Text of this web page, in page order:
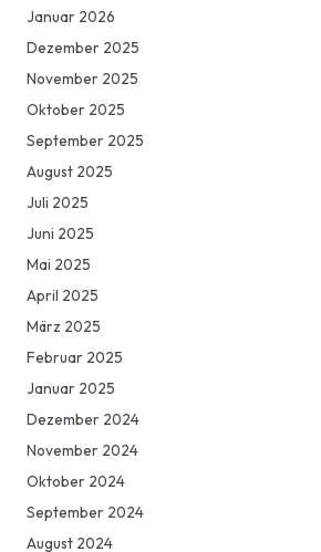
Januar 2026
Dezember 2025
November 2025
Oktober 2025
September 2025
August 2025
Juli 2025
Juni 2025
Mai 2025
April 2025
März 2025
Februar 2025
Januar 2025
Dezember 2024
November 2024
Oktober 2024
September 2024
August 2024